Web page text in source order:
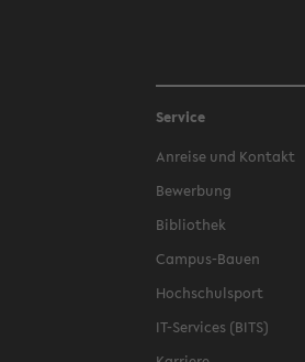
Service
Anreise und Kontakt
Bewerbung
Bibliothek
Campus-Bauen
Hochschulsport
IT-Services (BITS)